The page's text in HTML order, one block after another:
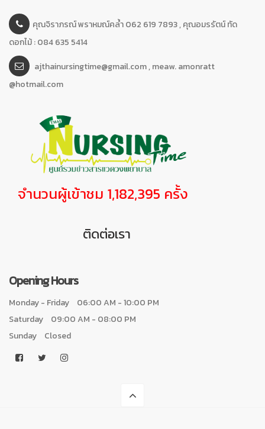
คุณจิราภรณ์ พราหมณ์คล้ำ 062 619 7893 , คุณอมรรัตน์ ทัด
ดอกไม้ : 084 635 5414
ajthainursingtime@gmail.com , meaw. amonratt
@hotmail.com
จำนวนผู้เข้าชม 1,182,395 ครั้ง
ติดต่อเรา
Opening Hours
Monday - Friday
06:00 AM - 10:00 PM
Saturday
09:00 AM - 08:00 PM
Sunday
Closed